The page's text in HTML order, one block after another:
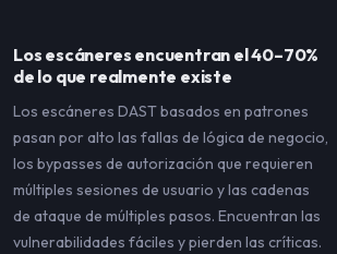
Los escáneres encuentran el 40–70%
de lo que realmente existe
Los escáneres DAST basados en patrones
pasan por alto las fallas de lógica de negocio,
los bypasses de autorización que requieren
múltiples sesiones de usuario y las cadenas
de ataque de múltiples pasos. Encuentran las
vulnerabilidades fáciles y pierden las críticas.